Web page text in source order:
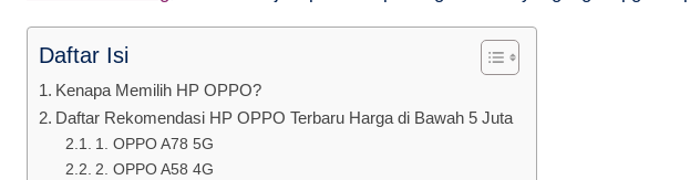
Daftar Isi
Kenapa Memilih HP OPPO?
Daftar Rekomendasi HP OPPO Terbaru Harga di Bawah 5 Juta
1. OPPO A78 5G
2. OPPO A58 4G